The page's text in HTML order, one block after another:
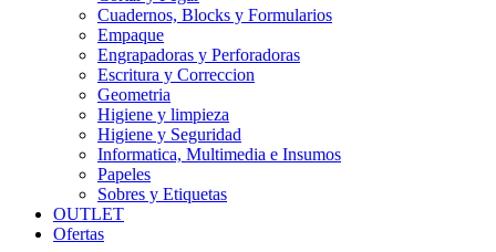
Cuadernos, Blocks y Formularios
Empaque
Engrapadoras y Perforadoras
Escritura y Correccion
Geometria
Higiene y limpieza
Higiene y Seguridad
Informatica, Multimedia e Insumos
Papeles
Sobres y Etiquetas
OUTLET
Ofertas